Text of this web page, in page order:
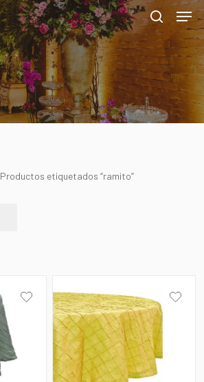
search
Menu
Productos etiquetados “ramito”
Close
Filters
Menu